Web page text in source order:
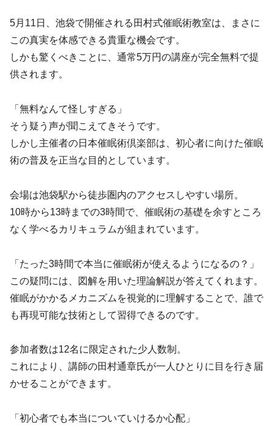
5月11日、池袋で開催される田村式催眠術教室は、まさに
この真実を体感できる貴重な機会です。
しかも驚くべきことに、通常5万円の講座が完全無料で提
供されます。
「無料なんて怪しすぎる」
そう疑う声が聞こえてきそうです。
しかし主催者の日本催眠術倶楽部は、初心者に向けた催眠
術の普及を正当な目的としています。
会場は池袋駅から徒歩圏内のアクセスしやすい場所。
10時から13時までの3時間で、催眠術の基礎を余すところ
なく学べるカリキュラムが組まれています。
「たった3時間で本当に催眠術が使えるようになるの？」
この疑問には、図解を用いた理論解説が答えてくれます。
催眠がかかるメカニズムを視覚的に理解することで、誰で
も再現可能な技術として習得できるのです。
参加者数は12名に限定された少人数制。
これにより、講師の田村通章氏が一人ひとりに目を行き届
かせることができます。
「初心者でも本当についていけるか心配」